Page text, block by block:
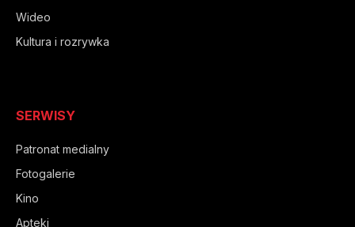
Wideo
Kultura i rozrywka
SERWISY
Patronat medialny
Fotogalerie
Kino
Apteki